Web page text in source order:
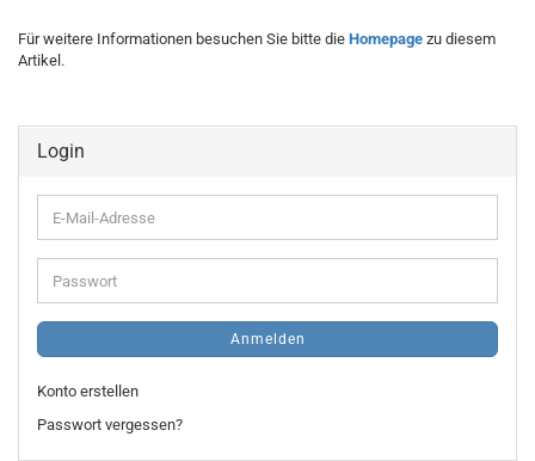
Für weitere Informationen besuchen Sie bitte die Homepage zu diesem
Artikel.
Login
E-
Mail-
Adresse
Passwort
Anmelden
Konto erstellen
Passwort vergessen?